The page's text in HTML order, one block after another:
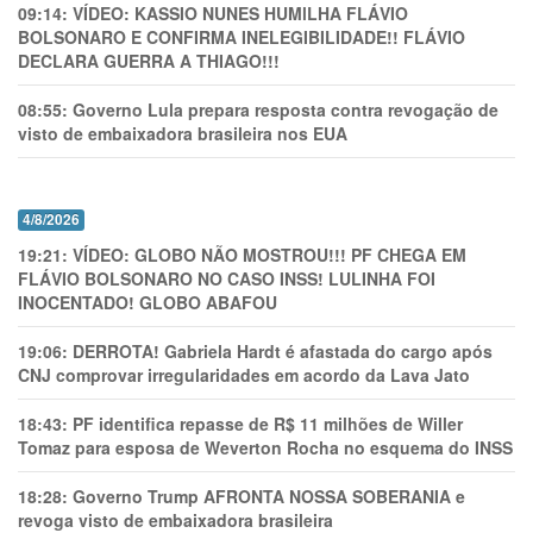
09:14: VÍDEO: KASSIO NUNES HUMlLHA FLÁVIO
BOLSONARO E CONFIRMA INELEGIBILIDADE!! FLÁVIO
DECLARA GUERRA A THIAGO!!!
08:55: Governo Lula prepara resposta contra revogação de
visto de embaixadora brasileira nos EUA
4/8/2026
19:21: VÍDEO: GLOBO NÃO MOSTROU!!! PF CHEGA EM
FLÁVIO BOLSONARO NO CASO INSS! LULINHA FOI
INOCENTADO! GLOBO ABAFOU
19:06: DERROTA! Gabriela Hardt é afastada do cargo após
CNJ comprovar irregularidades em acordo da Lava Jato
18:43: PF identifica repasse de R$ 11 milhões de Willer
Tomaz para esposa de Weverton Rocha no esquema do INSS
18:28: Governo Trump AFRONTA NOSSA SOBERANIA e
revoga visto de embaixadora brasileira